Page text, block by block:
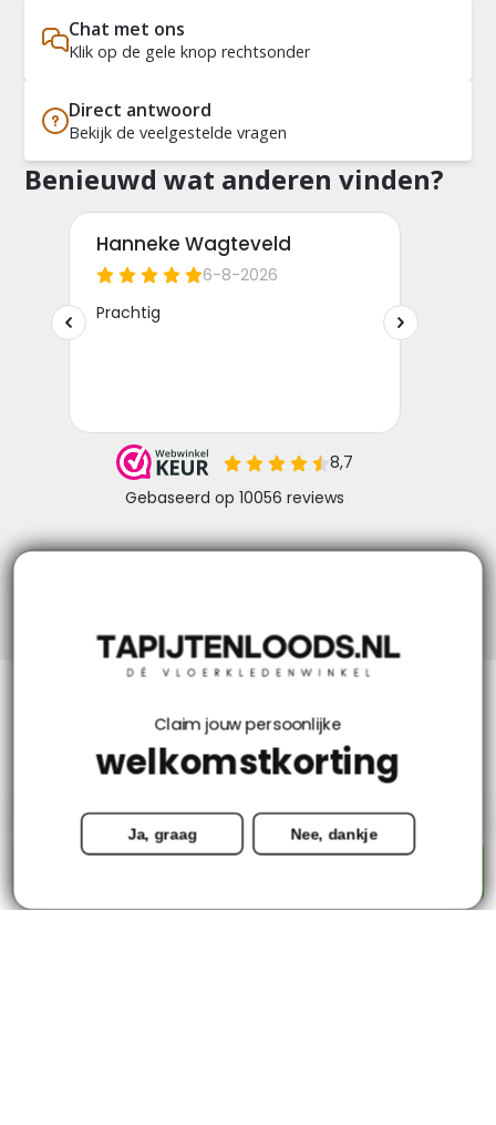
Chat met ons
Klik op de gele knop rechtsonder
Direct antwoord
Bekijk de veelgestelde vragen
Benieuwd wat anderen vinden?
Mijn account
Categorieën
Contact
Claim jouw persoonlijke
welkomstkorting
Ja, graag Nee, dankje